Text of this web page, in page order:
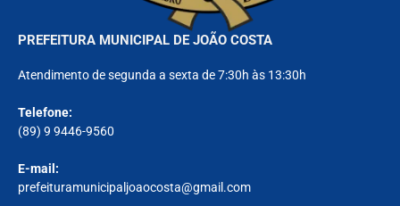
PREFEITURA MUNICIPAL DE JOÃO COSTA
Atendimento de segunda a sexta de 7:30h às 13:30h
Telefone:
(89) 9 9446-9560
E-mail:
prefeituramunicipaljoaocosta@gmail.com